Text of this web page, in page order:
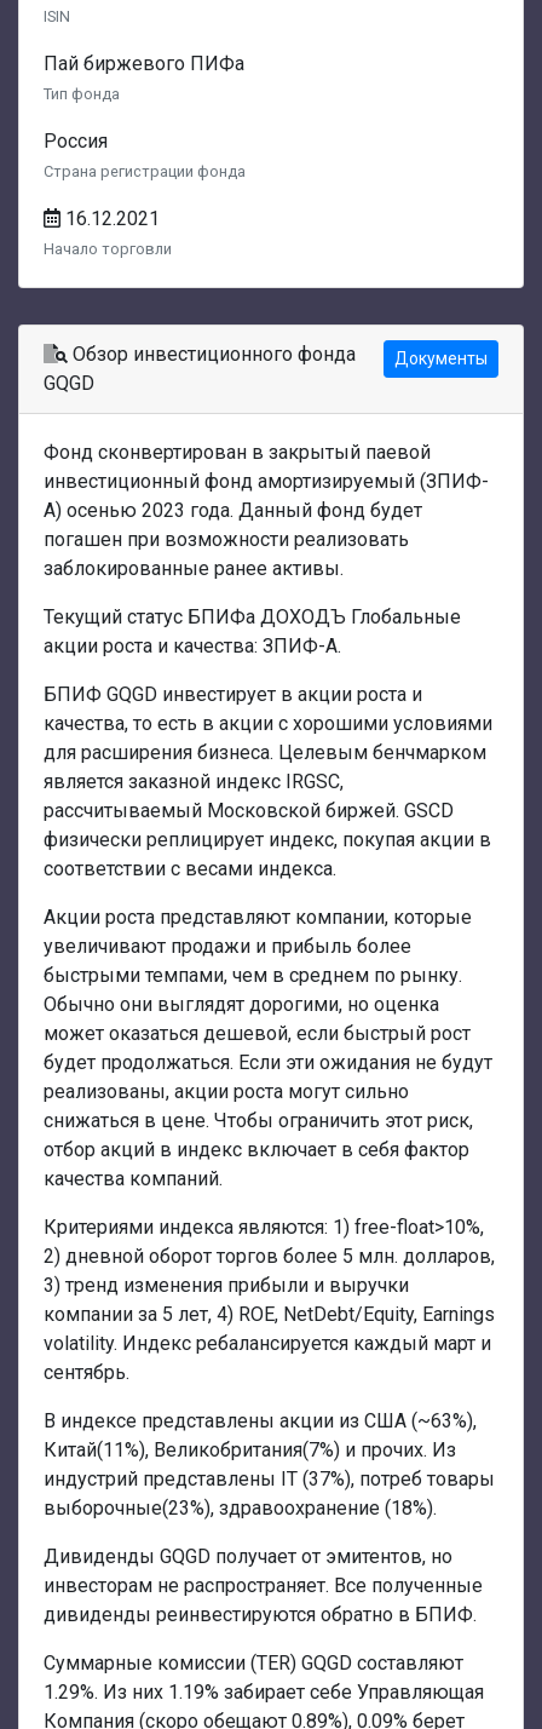
ISIN
Пай биржевого ПИФа
Тип фонда
Россия
Страна регистрации фонда
16.12.2021
Начало торговли
Обзор инвестиционного фонда
GQGD
Документы
Фонд сконвертирован в закрытый паевой
инвестиционный фонд амортизируемый (ЗПИФ-
А) осенью 2023 года. Данный фонд будет
погашен при возможности реализовать
заблокированные ранее активы.
Текущий статус БПИФа ДОХОДЪ Глобальные
акции роста и качества: ЗПИФ-А.
БПИФ GQGD инвестирует в акции роста и
качества, то есть в акции с хорошими условиями
для расширения бизнеса. Целевым бенчмарком
является заказной индекс IRGSC,
рассчитываемый Московской биржей. GSCD
физически реплицирует индекс, покупая акции в
соответствии с весами индекса.
Акции роста представляют компании, которые
увеличивают продажи и прибыль более
быстрыми темпами, чем в среднем по рынку.
Обычно они выглядят дорогими, но оценка
может оказаться дешевой, если быстрый рост
будет продолжаться. Если эти ожидания не будут
реализованы, акции роста могут сильно
снижаться в цене. Чтобы ограничить этот риск,
отбор акций в индекс включает в себя фактор
качества компаний.
Критериями индекса являются: 1) free-float>10%,
2) дневной оборот торгов более 5 млн. долларов,
3) тренд изменения прибыли и выручки
компании за 5 лет, 4) ROE, NetDebt/Equity, Earnings
volatility. Индекс ребалансируется каждый март и
сентябрь.
В индексе представлены акции из США (~63%),
Китай(11%), Великобритания(7%) и прочих. Из
индустрий представлены IT (37%), потреб товары
выборочные(23%), здравоохранение (18%).
Дивиденды GQGD получает от эмитентов, но
инвесторам не распространяет. Все полученные
дивиденды реинвестируются обратно в БПИФ.
Суммарные комиссии (TER) GQGD составляют
1.29%. Из них 1.19% забирает себе Управляющая
Компания (скоро обещают 0.89%), 0.09% берет